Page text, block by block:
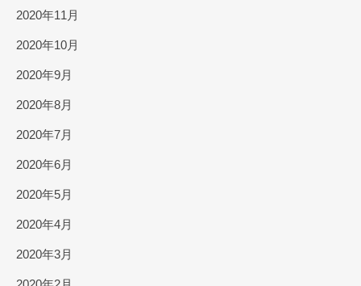
2020年11月
2020年10月
2020年9月
2020年8月
2020年7月
2020年6月
2020年5月
2020年4月
2020年3月